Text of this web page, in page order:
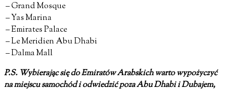
– Grand Mosque
– Yas Marina
– Emirates Palace
– Le Meridien Abu Dhabi
– Dalma Mall
P.S. Wybierając się do Emiratów Arabskich warto wypożyczyć
na miejscu samochód i odwiedzić poza Abu Dhabi i Dubajem,